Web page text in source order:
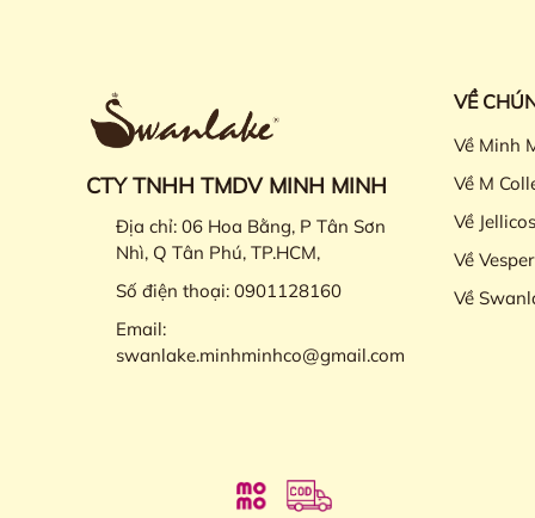
CTY TNHH TMDV MINH MINH
Địa chỉ: 06 Hoa Bằng, P Tân Sơn
Nhì, Q Tân Phú, TP.HCM,
Số điện thoại: 0901128160
Email:
swanlake.minhminhco@gmail.com
VỀ
Về Minh
Về M
Về Jellicos
Về Vesper
Về